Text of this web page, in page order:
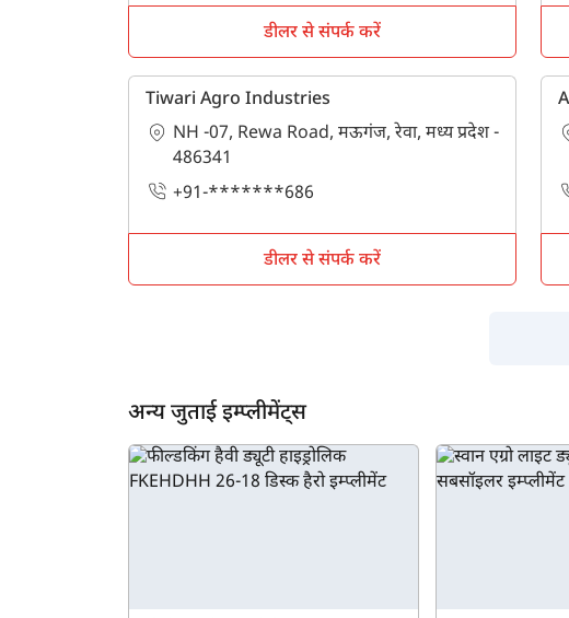
डीलर से संपर्क करें
Tiwari Agro Industries
NH -07, Rewa Road, मऊगंज, रेवा, मध्य प्रदेश -
486341
+91-*******686
डीलर से संपर्क करें
अन्य जुताई इम्प्लीमेंट्स
By
Third